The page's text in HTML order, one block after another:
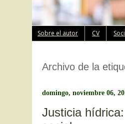
Sobre el autor CV
Archivo de la
domingo, noviembre 06,
Justicia